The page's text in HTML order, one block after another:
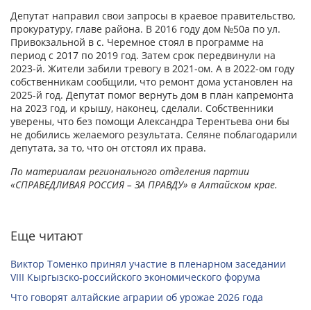
Депутат направил свои запросы в краевое правительство,
прокуратуру, главе района. В 2016 году дом №50а по ул.
Привокзальной в с. Черемное стоял в программе на
период с 2017 по 2019 год. Затем срок передвинули на
2023-й. Жители забили тревогу в 2021-ом. А в 2022-ом году
собственникам сообщили, что ремонт дома установлен на
2025-й год. Депутат помог вернуть дом в план капремонта
на 2023 год, и крышу, наконец, сделали. Собственники
уверены, что без помощи Александра Терентьева они бы
не добились желаемого результата. Селяне поблагодарили
депутата, за то, что он отстоял их права.
По материалам регионального отделения партии
«СПРАВЕДЛИВАЯ РОССИЯ – ЗА ПРАВДУ» в Алтайском крае.
Еще читают
Виктор Томенко принял участие в пленарном заседании
VIII Кыргызско-российского экономического форума
Что говорят алтайские аграрии об урожае 2026 года